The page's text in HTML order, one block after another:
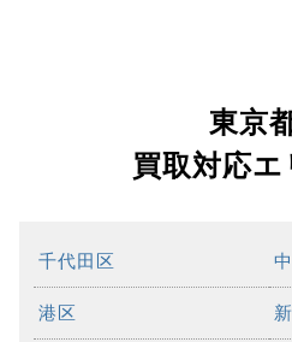
東京
買取対応
千代田区
港区